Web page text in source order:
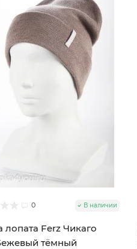
0 В наличии
лопата Ferz Чикаго
тёмный